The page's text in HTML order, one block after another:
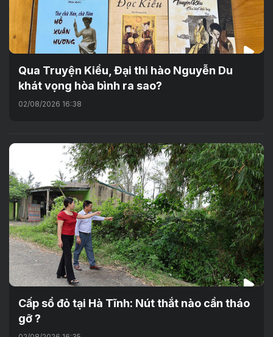
Qua Truyện Kiều, Đại thi hào Nguyễn Du
khát vọng hòa bình ra sao?
02/08/2026 16:38
Cấp sổ đỏ tại Hà Tĩnh: Nút thắt nào cần tháo
gỡ ?